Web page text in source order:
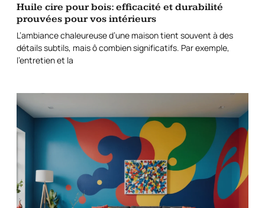
Huile cire pour bois: efficacité et durabilité
prouvées pour vos intérieurs
L’ambiance chaleureuse d’une maison tient souvent à des
détails subtils, mais ô combien significatifs. Par exemple,
l’entretien et la